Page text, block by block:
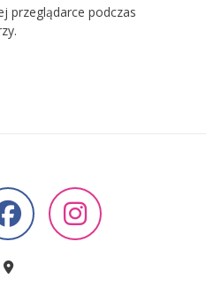
przeglądarce podczas